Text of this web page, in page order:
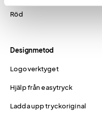
Röd
Designmetod
Logoverktyget
Hjälp från easytryck
Ladda upp tryckoriginal